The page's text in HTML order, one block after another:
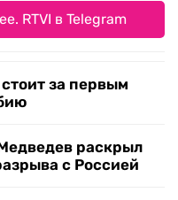
RTVI в Telegram
за первым
раскрыл
с Россией